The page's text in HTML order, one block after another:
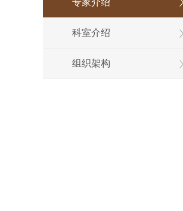
专家介绍
科室介绍
组织架构